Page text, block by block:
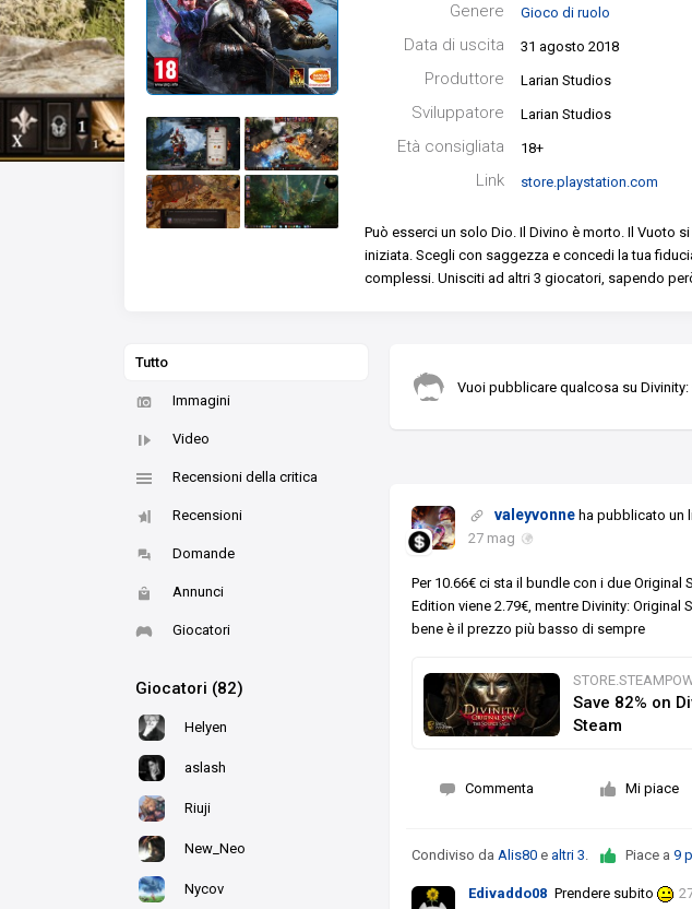
Genere Gioco di ruolo
Data di uscita 31 agosto 2018
Produttore Larian Studios
Sviluppatore Larian Studios
Età consigliata 18+
Link store.playstation.com
Può esserci un solo Dio. Il Divino è morto. Il Vuoto
iniziata. Scegli con saggezza e concedi la tua
complessi. Unisciti ad altri 3 giocatori, sapendo
Tutto
Immagini
Video
Recensioni della critica
Recensioni
Domande
Annunci
Giocatori
Giocatori (82)
Helyen
aslash
Riuji
New_Neo
Nycov
Vuoi pubblicare qualcosa su Divinity:
valeyvonne ha pubblicato un
27 mag
Per 10.66€ ci sta il bundle con i due Original
Edition viene 2.79€, mentre Divinity: Original
bene è il prezzo più basso di sempre
Save 82% on
Steam
Commenta Mi piace
Condiviso daAlis80 ealtri 3. Piace a9
Edivaddo08 Prendere subito